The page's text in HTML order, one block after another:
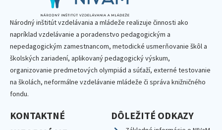
Národný inštitút vzdelávania a mládeže realizuje činnosti ako
napríklad vzdelávanie a poradenstvo pedagogickým a
nepedagogickým zamestnancom, metodické usmerňovanie škôl a
školských zariadení, aplikovaný pedagogický výskum,
organizovanie predmetových olympiád a súťaží, externé testovanie
na školách, neformálne vzdelávanie mládeže či správa knižničného
fondu.
KONTAKTNÉ
DÔLEŽITÉ ODKAZY